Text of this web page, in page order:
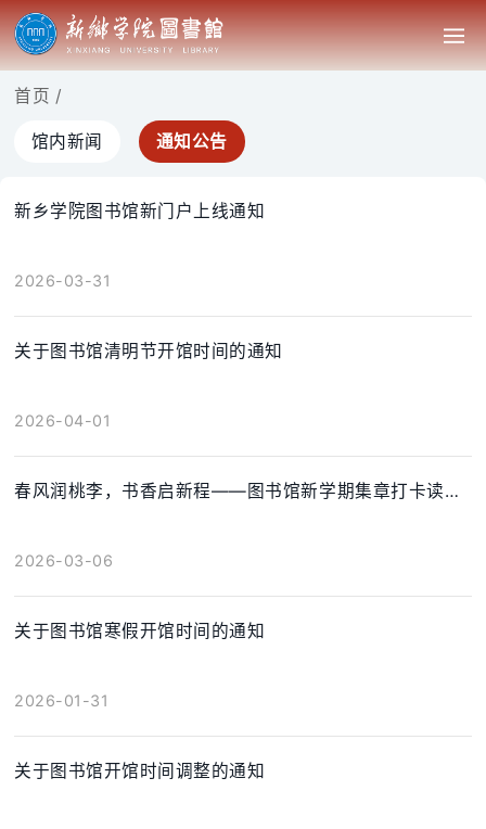
首页 /
馆内新闻 通知公告
新乡学院图书馆新门户上线通知
2026-03-31
关于图书馆清明节开馆时间的通知
2026-04-01
春风润桃李，书香启新程——图书馆新学期集章打卡读好书活动通知
2026-03-06
关于图书馆寒假开馆时间的通知
2026-01-31
关于图书馆开馆时间调整的通知